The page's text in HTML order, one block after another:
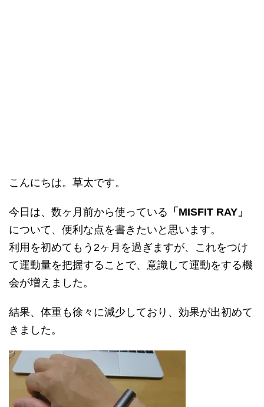
こんにちは。草太です。
今日は、数ヶ月前から使っている 「 MISFIT RAY」
について、便利な点を書きたいと思います。
利用を初めてもう2ヶ月を過ぎますが、これをつけ
て運動量を把握することで、意識して運動をする機
会が増えました。
結果、体重も徐々に減少しており、効果が出初めて
きました。